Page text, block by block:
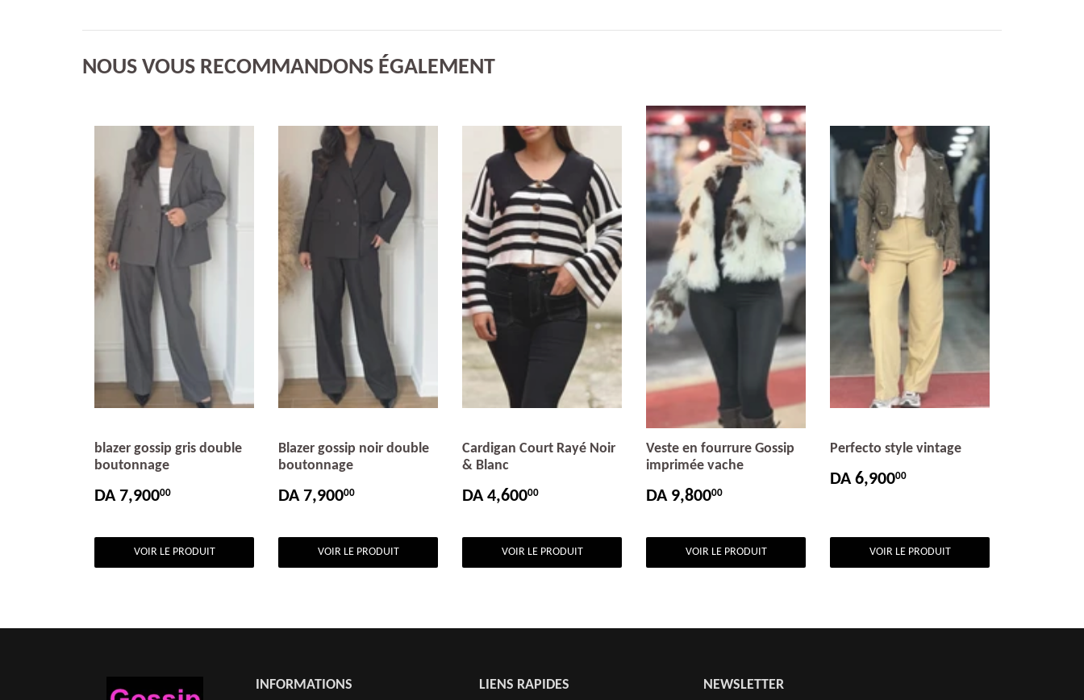
NOUS VOUS RECOMMANDONS ÉGALEMENT
blazer gossip gris double
boutonnage
PRIX
RÉGULIER
DA 7,90000
VOIR LE PRODUIT
Blazer gossip noir double
boutonnage
PRIX
RÉGULIER
DA 7,90000
VOIR LE PRODUIT
Cardigan Court Rayé Noir
& Blanc
PRIX
RÉGULIER
DA 4,60000
VOIR LE PRODUIT
Veste en fourrure Gossip
imprimée vache
PRIX
RÉGULIER
DA 9,80000
VOIR LE PRODUIT
Perfecto style vintage
PRIX
RÉGULIER
DA 6,90000
VOIR LE PRODUIT
INFORMATIONS LIENS RAPIDES NEWSLETTER